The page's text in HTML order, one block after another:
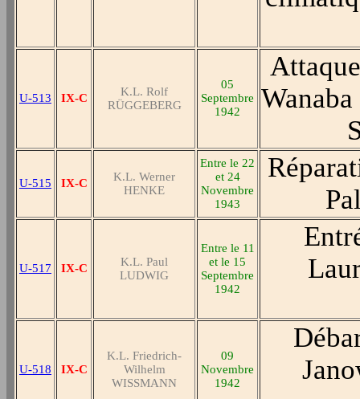
U-513 IX-C
K.L. Rolf
RÜGGEBERG
05
Septembre
1942
U-515 IX-C
K.L. Werner
HENKE
Entre le 22
et 24
Novembre
1943
U-517 IX-C
K.L. Paul
LUDWIG
Entre le 11
et le 15
Septembre
1942
U-518 IX-C
K.L. Friedrich-
Wilhelm
WISSMANN
09
Novembre
1942